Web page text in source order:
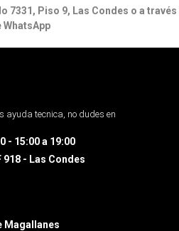
7331, Piso 9, Las Condes o a través
WhatsApp
ayuda tecnica, no dudes en
- 15:00 a 19:00
918 - Las Condes
Magallanes